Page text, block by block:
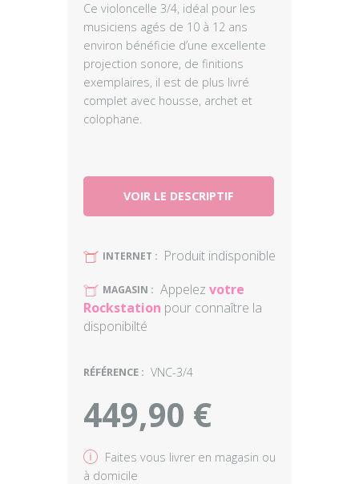
Ce violoncelle 3/4, idéal pour les
musiciens agés de 10 à 12 ans
environ bénéficie d’une excellente
projection sonore, de finitions
exemplaires, il est de plus livré
complet avec housse, archet et
colophane.
VOIR LE DESCRIPTIF
U INTERNET : Produit indisponible
U MAGASIN : Appelez votre
Rockstation pour connaître la
disponibilté
RÉFÉRENCE : VNC-3/4
449,90 €
v Faites vous livrer en magasin ou
à domicile